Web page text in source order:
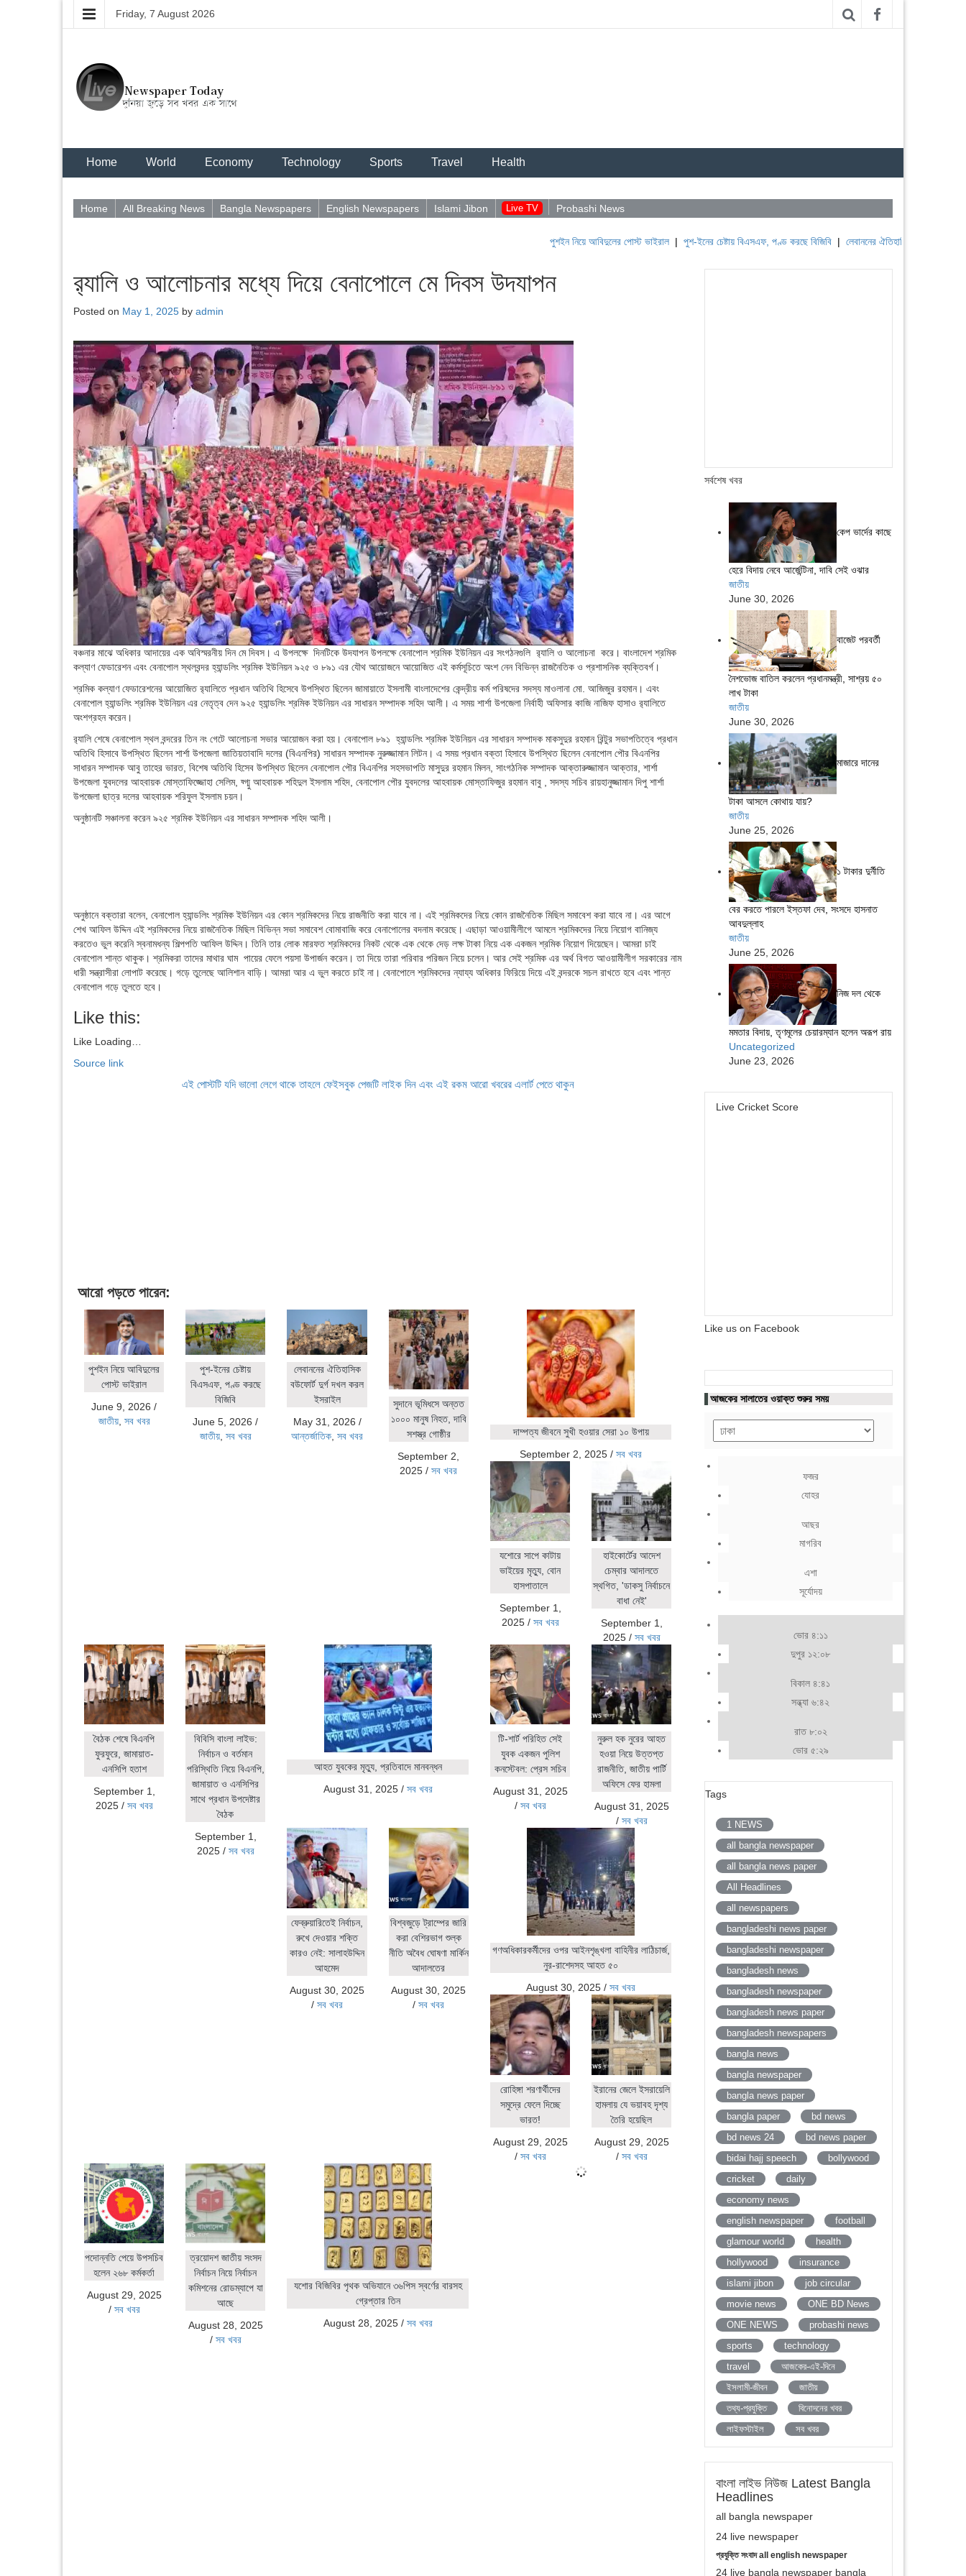
Friday, 7 August 2026
Home World Economy Technology Sports Travel Health
Home All Breaking News Bangla Newspapers English Newspapers Islami Jibon Live TV Probashi News
পুশইন নিয়ে আবিদুলের পোস্ট ভাইরাল| পুশ-ইনের চেষ্টায় বিএসএফ, পণ্ড করছে বিজিবি|লেবাননের ঐতিহাসিক বউফোর্ট দুর্গ দখল করল
র‌্যালি ও আলোচনার মধ্যে দিয়ে বেনাপোলে মে দিবস উদযাপন
Posted on May 1, 2025 by admin
বঞ্চনার মাঝে অধিকার আদায়ের এক অবিস্মরনীয় দিন মে দিবস। এ উপলক্ষে দিনটিকে উদযাপন উপলক্ষে বেনাপোল শ্রমিক ইউনিয়ন এর সংগঠনগুলি র‌্যালি ও আলোচনা করে। বাংলাদেশ শ্রমিক
কল্যাণ ফেডারেশন এবং বেনাপোল স্থলবন্দর হ্যান্ডলিং শ্রমিক ইউনিয়ন ৯২৫ ও ৮৯১ এর যৌথ আয়োজনে আয়োজিত এই কর্মসূচিতে অংশ নেন বিভিন্ন রাজনৈতিক ও প্রশাসনিক ব্যক্তিবর্গ।
শ্রমিক কল্যাণ ফেডারেশনের আয়োজিত র‌্যালিতে প্রধান অতিথি হিসেবে উপস্থিত ছিলেন জামায়াতে ইসলামী বাংলাদেশের কেন্দ্রীয় কর্ম পরিষদের সদস্য মাওলানা মো. আজিজুর রহমান। এবং
বেনাপোল হ্যান্ডলিং শ্রমিক ইউনিয়ন এর নেতৃত্ব দেন ৯২৫ হ্যান্ডলিং শ্রমিক ইউনিয়ন এর সাধারন সম্পাদক সহিদ আলী। এ সময় শার্শা উপজেলা নির্বাহী অফিসার কাজি নাজিফ হাসাও র‌্যালিতে
অংশগ্রহন করেন।
র‌্যালি শেষে বেনাপোল স্থল বন্দরের তিন নং গেটে আলোচনা সভার আয়োজন করা হয়। বেনাপোল ৮৯১ হ্যান্ডলিং শ্রমিক ইউনিয়ন এর সাধারন সম্পাদক মাকসুদুর রহমান রিন্টুর সভাপতিত্বে প্রধান
অতিথি হিসাবে উপস্থিত ছিলেন শার্শা উপজেলা জাতিয়তাবাদি দলের (বিএনপির) সাধারন সম্পাদক নুরুজ্জামান লিটন। এ সময় প্রধান বক্তা হিসাবে উপস্থিত ছিলেন বেনাপোল পৌর বিএনপির
সাধারন সম্পাদক আবু তাহের ভারত, বিশেষ অতিথি হিসেব উপস্থিত ছিলেন বেনাপোল পৌর বিএনপির সহসভাপতি মাসুদুর রহমান মিলন, সাংগঠনিক সম্পাদক আক্তারুজ্জামান আক্তার, শার্শা
উপজেলা যুবদলের আহবায়ক মোস্তাফিজ্জোহা সেলিম, য্গ্মু আহবায়ক শহিদুল ইসলাম শহিদ, বেনাপোল পৌর যুবদলের আহবায়ক মোস্তাফিজুর রহমান বাবু , সদস্য সচিব রায়হানুজ্জামান দিপু শার্শা
উপজেলা ছাত্র দলের আহবায়ক শরিফুল ইসলাম চয়ন।
অনুষ্ঠানটি সঞ্চালনা করেন ৯২৫ শ্রমিক ইউনিয়ন এর সাধারন সম্পাদক শহিদ আলী।
অনুষ্ঠানে বক্তারা বলেন, বেনাপোল হ্যান্ডলিং শ্রমিক ইউনিয়ন এর কোন শ্রমিকদের নিয়ে রাজনীতি করা যাবে না। এই শ্রমিকদের নিয়ে কোন রাজনৈতিক মিছিল সমাবেশ করা যাবে না। এর আগে
শেখ আফিল উদ্দিন এই শ্রমিকদের নিয়ে রাজনৈতিক মিছিল বিভিন্ন সভা সমাবেশ বোমাবাজি করে বেনাপোলের বদনাম করেছে। এছাড়া আওয়ামীলীগে আমলে শ্রমিকদের নিয়ে নিয়োগ বানিজ্য
করতেও ভুল করেনি স্বনামধন্য শিল্পপতি আফিল উদ্দিন। তিনি তার লোক মারফত শ্রমিকদের নিকট থেকে এক থেকে দেড় লক্ষ টাকা নিয়ে এক একজন শ্রমিক নিয়োগ দিয়েছেন। আমরা চাই
বেনাপোল শান্ত থাকুক। শ্রমিকরা তাদের মাথার ঘাম পায়ের ফেলে পয়সা উপার্জন করেন। তা দিয়ে তারা পরিবার পরিজন নিয়ে চলেন। আর সেই শ্রমিক এর অর্থ বিগত আওয়ামীলীগ সরকারের নাম
ধারী সন্ত্রাসীরা লোপাট করেছে। গড়ে তুলেছে আলিশান বাড়ি। আমরা আর এ ভুল করতে চাই না। বেনাপোলে শ্রমিকদের ন্যায্য অধিকার ফিরিয়ে দিয়ে এই বন্দরকে সচল রাখতে হবে এবং শান্ত
বেনাপোল গড়ে তুলতে হবে।
Like this:
Like Loading…
Source link
এই পোস্টটি যদি ভালো লেগে থাকে তাহলে ফেইসবুক পেজটি লাইক দিন এবং এই রকম আরো খবরের এলার্ট পেতে থাকুন
আরো পড়তে পারেন:
পুশইন নিয়ে আবিদুলের
পোস্ট ভাইরাল
June 9, 2026 /
জাতীয়, সব খবর
পুশ-ইনের চেষ্টায়
বিএসএফ, পণ্ড করছে
বিজিবি
June 5, 2026 /
জাতীয়, সব খবর
লেবাননের ঐতিহাসিক
বউফোর্ট দুর্গ দখল করল
ইসরাইল
May 31, 2026 /
আন্তর্জাতিক ,সব খবর
সুদানে ভূমিধসে অন্তত
১০০০ মানুষ নিহত, দাবি
সশস্ত্র গোষ্ঠীর
September 2,
2025 /সব খবর
দাম্পত্য জীবনে সুখী হওয়ার সেরা ১০ উপায়
September 2, 2025 /সব খবর
যশোরে সাপে কাটায়
ভাইয়ের মৃত্যু, বোন
হাসপাতালে
September 1,
2025/ সব খবর
হাইকোর্টের আদেশ
চেম্বার আদালতে
স্থগিত, 'ডাকসু নির্বাচনে
বাধা নেই'
September 1,
2025/ সব খবর
বৈঠক শেষে বিএনপি
ফুরফুরে, জামায়াত-
এনসিপি হতাশ
September 1,
2025/ সব খবর
বিবিসি বাংলা লাইভ:
নির্বাচন ও বর্তমান
পরিস্থিতি নিয়ে বিএনপি,
জামায়াত ও এনসিপির
সাথে প্রধান উপদেষ্টার
বৈঠক
September 1,
2025/ সব খবর
আহত যুবকের মৃত্যু, প্রতিবাদে মানবন্ধন
August 31, 2025/ সব খবর
টি-শার্ট পরিহিত সেই
যুবক একজন পুলিশ
কনস্টেবল: প্রেস সচিব
August 31, 2025
/ সব খবর
নুরুল হক নুরের আহত
হওয়া নিয়ে উত্তপ্ত
রাজনীতি, জাতীয় পার্টি
অফিসে ফের হামলা
August 31, 2025
/ সব খবর
ফেব্রুয়ারিতেই নির্বাচন,
রুখে দেওয়ার শক্তি
কারও নেই: সালাহউদ্দিন
আহমেদ
August 30, 2025
/সব খবর
বিশ্বজুড়ে ট্রাম্পের জারি
করা বেশিরভাগ শুল্ক
নীতি অবৈধ ঘোষণা মার্কিন
আদালতের
August 30, 2025
/সব খবর
গণঅধিকারকর্মীদের ওপর আইনশৃঙ্খলা বাহিনীর লাঠিচার্জ,
নুর-রাশেদসহ আহত ৫০
August 30, 2025 /সব খবর
রোহিঙ্গা শরণার্থীদের
সমুদ্রে ফেলে দিচ্ছে
ভারত!
August 29, 2025
/ সব খবর
ইরানের জেলে ইসরায়েলি
হামলায় যে ভয়াবহ দৃশ্য
তৈরি হয়েছিল
August 29, 2025
/ সব খবর
পদোন্নতি পেয়ে উপসচিব
হলেন ২৬৮ কর্মকর্তা
August 29, 2025
/ সব খবর
ত্রয়োদশ জাতীয় সংসদ
নির্বাচন নিয়ে নির্বাচন
কমিশনের রোডম্যাপে যা
আছে
August 28, 2025
/ সব খবর
যশোর বিজিবির পৃথক অভিযানে ৩৬পিস স্বর্ণের বারসহ
গ্রেপ্তার তিন
August 28, 2025/ সব খবর
সর্বশেষ খবর
কেপ ভার্দের কাছে
হেরে বিদায় নেবে আর্জেন্টিনা, দাবি সেই ওঝার
জাতীয়
June 30, 2026
বাজেট পরবর্তী
নৈশভোজ বাতিল করলেন প্রধানমন্ত্রী, সাশ্রয় ৫০
লাখ টাকা
জাতীয়
June 30, 2026
মাজারে দানের
টাকা আসলে কোথায় যায়?
জাতীয়
June 25, 2026
১ টাকার দুর্নীতি
বের করতে পারলে ইস্তফা দেব, সংসদে হাসনাত
আবদুল্লাহ
জাতীয়
June 25, 2026
নিজ দল থেকে
মমতার বিদায়, তৃণমূলের চেয়ারম্যান হলেন অরূপ রায়
Uncategorized
June 23, 2026
Live Cricket Score
Like us on Facebook
আজকের সালাতের ওয়াক্ত শুরুর সময়
ফজর
যোহর
আছর
মাগরিব
এশা
সূর্যোদয়
ভোর ৪:১১
দুপুর ১২:০৮
বিকাল ৪:৪১
সন্ধ্যা ৬:৪২
রাত ৮:০২
ভোর ৫:২৯
Tags
1 NEWS
all bangla newspaper
all bangla news paper
All Headlines
all newspapers
bangladeshi news paper
bangladeshi newspaper
bangladesh news
bangladesh newspaper
bangladesh news paper
bangladesh newspapers
bangla news
bangla newspaper
bangla news paper
bangla paper
bd news
bd news 24
bd news paper
bidai hajj speech
bollywood
cricket
daily
economy news
english newspaper
football
glamour world
health
hollywood
insurance
islami jibon
job circular
movie news
ONE BD News
ONE NEWS
probashi news
sports
technology
travel
আজকের-এই-দিনে
ইসলামী-জীবন
জাতীয়
তথ্য-প্রযুক্তি
বিনোদনের খবর
লাইফস্টাইল
সব খবর
বাংলা লাইভ নিউজ Latest Bangla
Headlines
all bangla newspaper
24 live newspaper
প্রযুক্তি সংবাদ all english newspaper
24 live bangla newspaper bangla